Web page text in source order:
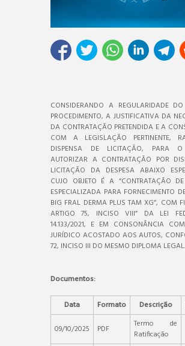
CONSIDERANDO A REGULARIDADE DO
PROCEDIMENTO, A JUSTIFICATIVA DA
DA CONTRATAÇÃO PRETENDIDA E A
COM A LEGISLAÇÃO PERTINENTE,
DISPENSA DE LICITAÇÃO, PARA
AUTORIZAR A CONTRATAÇÃO POR
LICITAÇÃO DA DESPESA ABAIXO
CUJO OBJETO É A “CONTRATAÇÃO
ESPECIALIZADA PARA FORNECIMENTO
BIG FRAL DERMA PLUS TAM XG”, COM
ARTIGO 75, INCISO VIII” DA LEI
14.133/2021, E EM CONSONÂNCIA
JURÍDICO ACOSTADO AOS AUTOS,
72, INCISO III DO MESMO DIPLOMA LEGAL.
Documentos:
Data Formato Descrição
09/10/2025
PDF
Termo de
Ratificação